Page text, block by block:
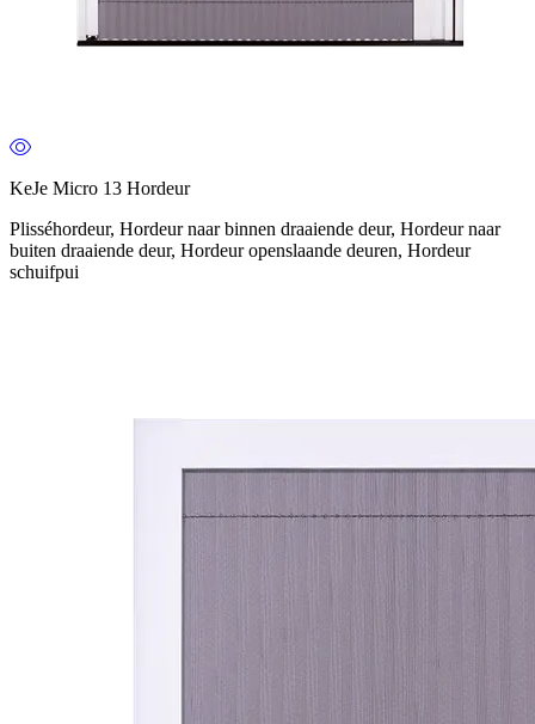
KeJe Micro 13 Hordeur
Plisséhordeur, Hordeur naar binnen draaiende deur, Hordeur naar
buiten draaiende deur, Hordeur openslaande deuren, Hordeur
schuifpui